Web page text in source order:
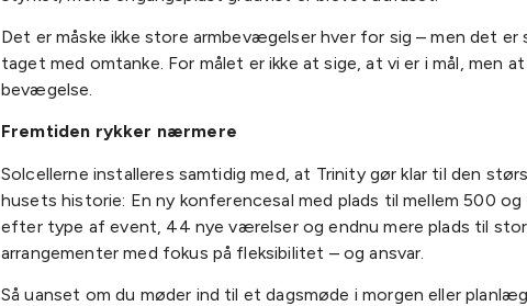
Det er måske ikke store armbevægelser hver for sig – men det er
taget med omtanke. For målet er ikke at sige, at vi er i mål, men
bevægelse.
Fremtiden rykker nærmere
Solcellerne installeres samtidig med, at Trinity gør klar til den
husets historie: En ny konferencesal med plads til mellem 500
efter type af event, 44 nye værelser og endnu mere plads til
arrangementer med fokus på fleksibilitet – og ansvar.
Så uanset om du møder ind til et dagsmøde i morgen eller